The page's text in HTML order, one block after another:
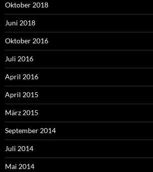
Oktober 2018
Juni 2018
Oktober 2016
Juli 2016
April 2016
April 2015
März 2015
September 2014
Juli 2014
Mai 2014